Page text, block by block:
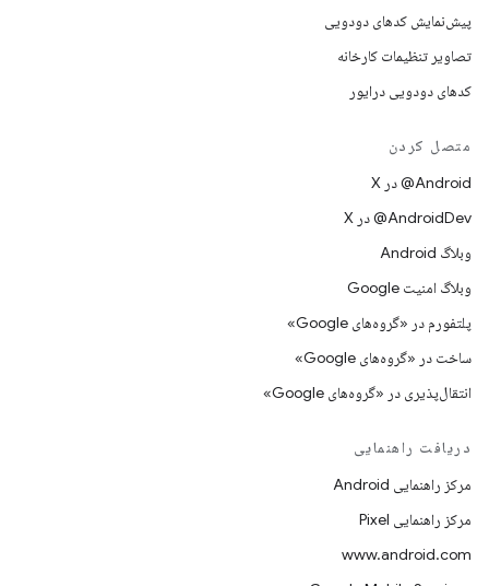
پیش‌نمایش کدهای دودویی
تصاویر تنظیمات کارخانه
کدهای دودویی درایور
متصل کردن
‫‎@Android در X
‫‎@AndroidDev در X
وبلاگ Android
وبلاگ امنیت Google
پلتفورم در «گروه‌های Google»
ساخت در «گروه‌های Google»
انتقال‌پذیری در «گروه‌های Google»
دریافت راهنمایی
مرکز راهنمایی Android
مرکز راهنمایی Pixel
www.android.com